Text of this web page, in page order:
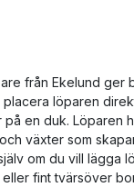
från Ekelund ger
löparen
en duk. Löparen
växter som
om du vill lägga
fint tvärsöver